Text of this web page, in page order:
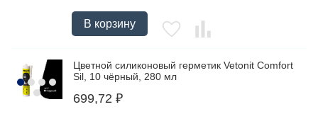
В корзину
Цветной силиконовый герметик Vetonit Comfort
Sil, 10 чёрный, 280 мл
699,72 ₽